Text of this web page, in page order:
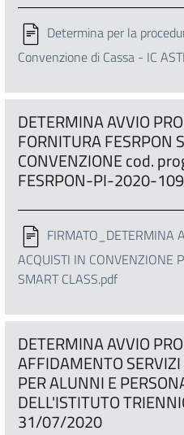
Determina per la
Convenzione di Cassa - IC
DETERMINA AVVIO
FORNITURA FESRPON
CONVENZIONE cod.
FESRPON-PI-2020-
FIRMATO_DETERMINA
ACQUISTI IN CONVENZIONE
SMART CLASS.pdf
DETERMINA AVVIO
AFFIDAMENTO
PER ALUNNI E
DELL'ISTITUTO
31/07/2020